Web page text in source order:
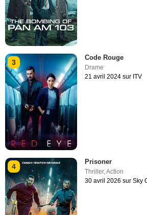
3
Code Rouge
Drame
21 avril 2024 sur ITV
4
Prisoner
Thriller,Action
30 avril 2026 sur Sky